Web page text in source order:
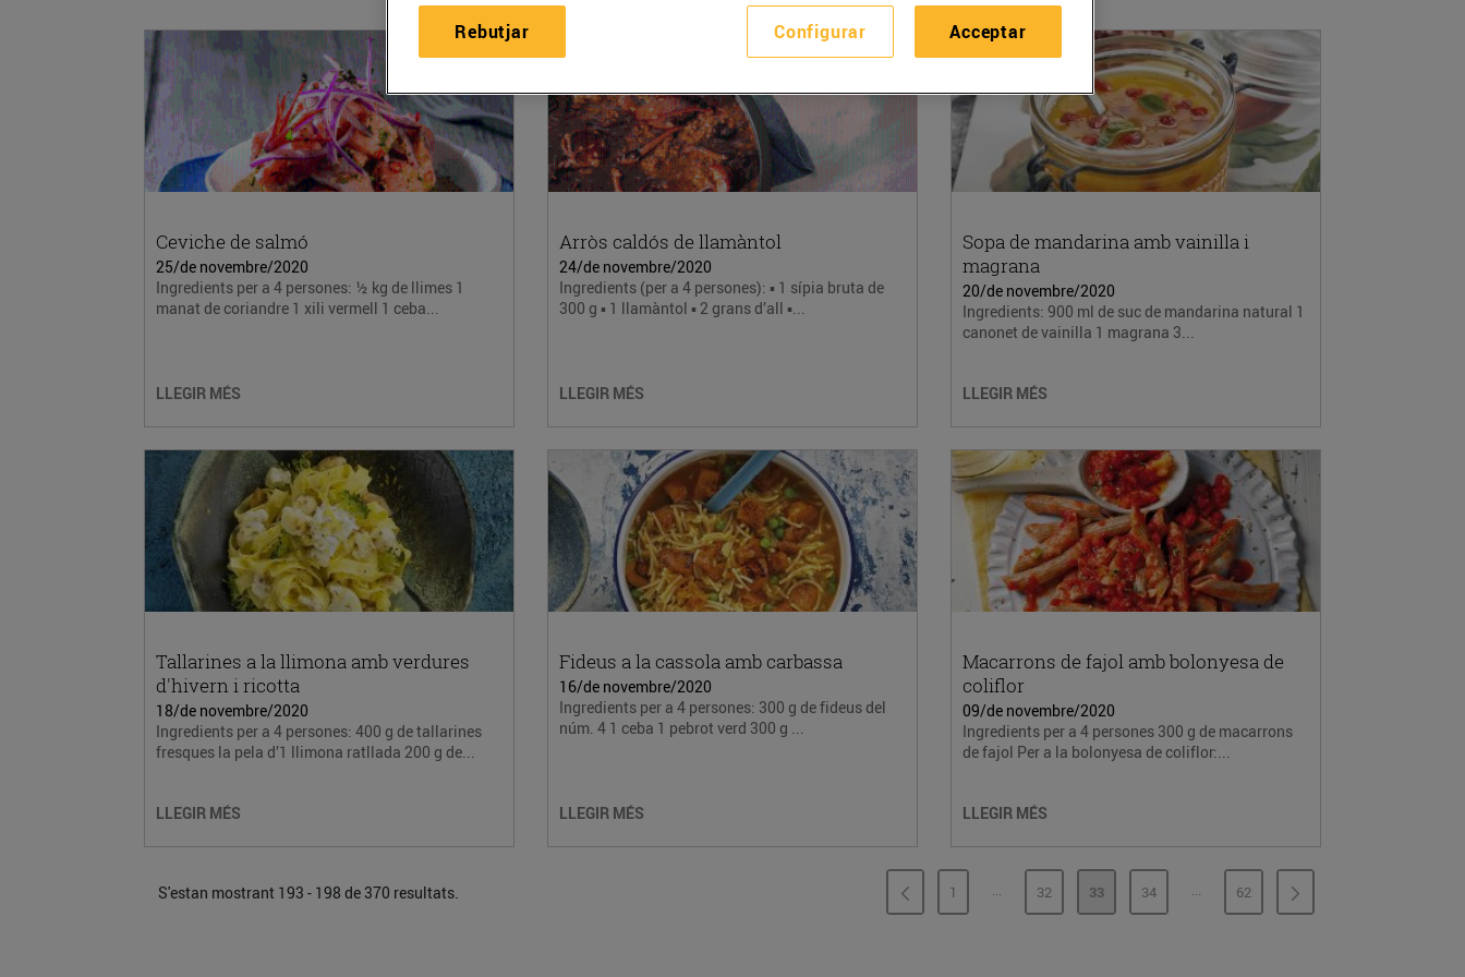
Ceviche de salmó
25/de novembre/2020
Ingredients per a 4 persones: ½ kg de llimes 1
manat de coriandre 1 xili vermell 1 ceba...
LLEGIR MÉS
Arròs caldós de llamàntol
24/de novembre/2020
Ingredients (per a 4 persones): ▪️ 1 sípia bruta de
300 g ▪️ 1 llamàntol ▪️ 2 grans d’all ▪️...
LLEGIR MÉS
Sopa de mandarina amb vainilla i
magrana
20/de novembre/2020
Ingredients: 900 ml de suc de mandarina natural 1
canonet de vainilla 1 magrana 3...
LLEGIR MÉS
Tallarines a la llimona amb verdures
d'hivern i ricotta
18/de novembre/2020
Ingredients per a 4 persones: 400 g de tallarines
fresques la pela d’1 llimona ratllada 200 g de...
LLEGIR MÉS
Fideus a la cassola amb carbassa
16/de novembre/2020
Ingredients per a 4 persones: 300 g de fideus del
núm. 4 1 ceba 1 pebrot verd 300 g ...
LLEGIR MÉS
Macarrons de fajol amb bolonyesa de
coliflor
09/de novembre/2020
Ingredients per a 4 persones 300 g de macarrons
de fajol Per a la bolonyesa de coliflor:...
LLEGIR MÉS
S'estan mostrant 193 - 198 de 370 resultats. PÀGINA
1 ...PÀGINES INTERMÈDIES
PÀGINA
32 PÀGINA
33 PÀGINA
34 ...PÀGINES INTERMÈDIES
PÀGINA
62
Configurar
Rebutjar Acceptar